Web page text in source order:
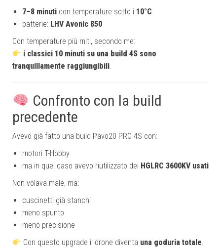
7–8 minuti con temperature sotto i 10°C
batterie: LHV Avonic 850
Con temperature più miti, secondo me:
i classici 10 minuti su una build 4S sono
tranquillamente raggiungibili.
Confronto con la build
precedente
Avevo già fatto una build Pavo20 PRO 4S con:
motori T-Hobby
ma in quel caso avevo riutilizzato dei HGLRC 3600KV usati
Non volava male, ma:
cuscinetti già stanchi
meno spunto
meno precisione
Con questo upgrade il drone diventa una goduria totale.